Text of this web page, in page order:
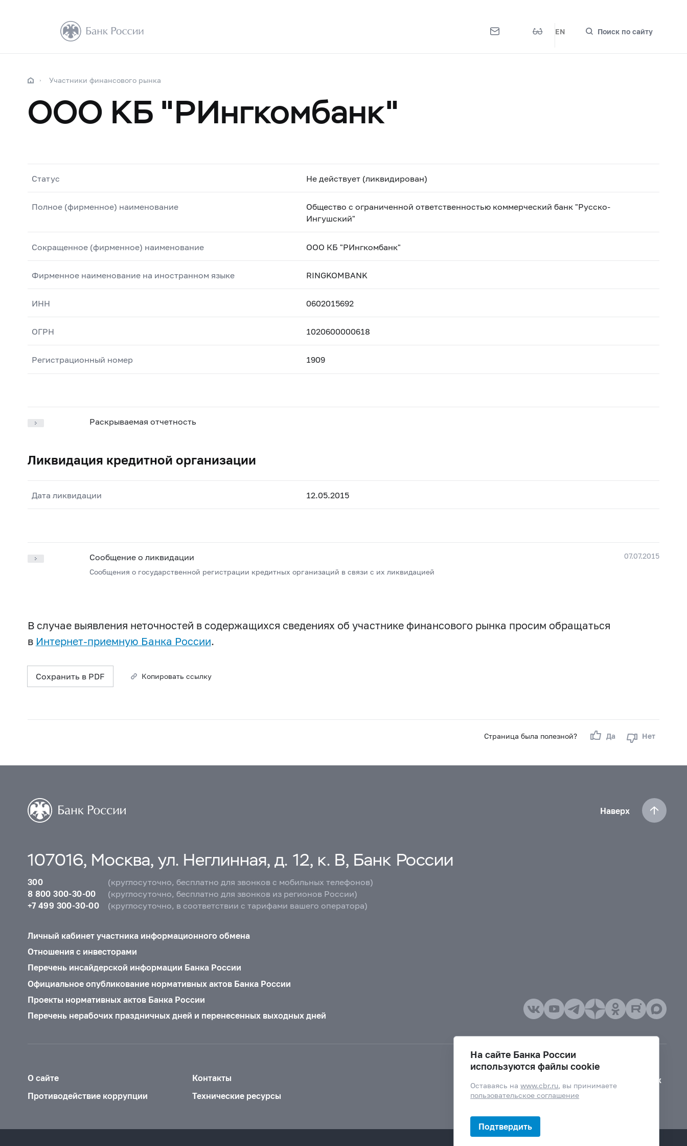
EN Поиск по сайту
Участники финансового рынка
ООО КБ "РИнгкомбанк"
Статус Не действует (ликвидирован)
Полное (фирменное) наименование
Общество с ограниченной ответственностью коммерческий банк "Русско-
Ингушский"
Сокращенное (фирменное) наименование ООО КБ "РИнгкомбанк"
Фирменное наименование на иностранном языке RINGKOMBANK
ИНН 0602015692
ОГРН 1020600000618
Регистрационный номер 1909
Раскрываемая отчетность
Ликвидация кредитной организации
Дата ликвидации 12.05.2015
07.07.2015
Сообщение о ликвидации
Сообщения о государственной регистрации кредитных организаций в связи с их ликвидацией
В случае выявления неточностей в содержащихся сведениях об участнике финансового рынка просим обращаться
в Интернет-приемную Банка России.
Сохранить в PDF Копировать ссылку
Страница была полезной? Да Нет
Наверх
107016, Москва, ул. Неглинная, д. 12, к. В, Банк России
300
(круглосуточно, бесплатно для звонков с мобильных телефонов)
8 800 300-30-00
(круглосуточно, бесплатно для звонков из регионов России)
+7 499 300-30-00
(круглосуточно, в соответствии с тарифами вашего оператора)
Личный кабинет участника информационного обмена
Отношения с инвесторами
Перечень инсайдерской информации Банка России
Официальное опубликование нормативных актов Банка России
Проекты нормативных актов Банка России
Перечень нерабочих праздничных дней и перенесенных выходных дней
О сайте
Контакты
Противодействие коррупции
Технические ресурсы
Версия для слабовидящих
На сайте Банка России
используются файлы cookie
Оставаясь наwww.cbr.ru, вы принимаете
пользовательское соглашение
Подтвердить